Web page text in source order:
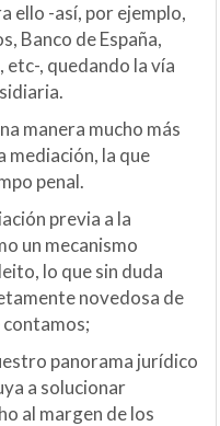
ello -así, por ejemplo,
Banco de España,
, quedando la vía
manera mucho más
mediación, la que
penal.
previa a la
un mecanismo
lo que sin duda
novedosa de
contamos;
panorama jurídico
a solucionar
al margen de los